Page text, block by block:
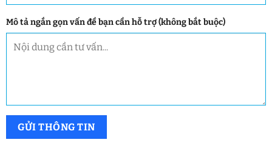
Mô tả ngắn gọn vấn đề bạn cần hỗ trợ (không bắt buộc)